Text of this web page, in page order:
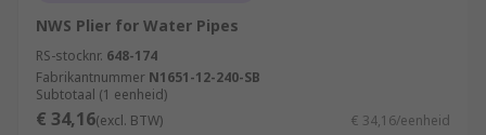
NWS Plier for Water Pipes
RS-stocknr. 648-174
Fabrikantnummer N1651-12-240-SB
Subtotaal (1 eenheid)
€ 34,16(excl. BTW) € 34,16/eenheid